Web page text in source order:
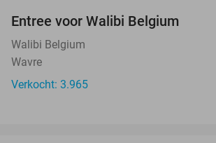
Entree voor Walibi Belgium
Walibi Belgium
Wavre
Verkocht: 3.965